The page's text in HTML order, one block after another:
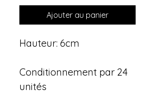
Ajouter au panier
Hauteur: 6cm
Conditionnement par 24
unités